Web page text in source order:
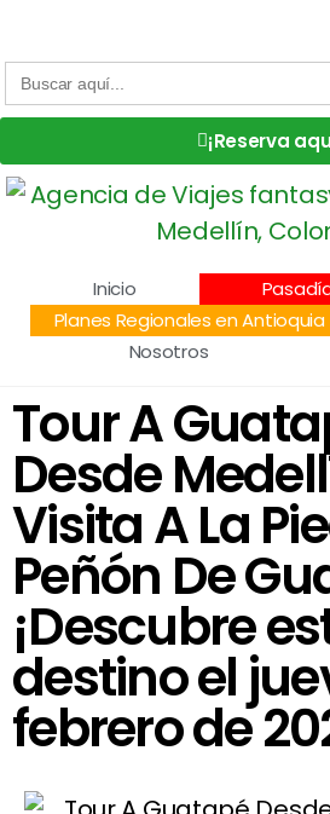
Buscar:
¡Reserva
Inicio
Planes Regionales en Antioquia
Nosotros
Tour A
Desde
Visita A La
Peñón De
¡Descubre
destino el
febrero de